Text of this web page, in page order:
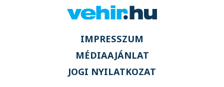
IMPRESSZUM
MÉDIAAJÁNLAT
JOGI NYILATKOZAT